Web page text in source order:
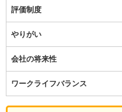
評価制度
やりがい
会社の将来性
ワークライフバランス